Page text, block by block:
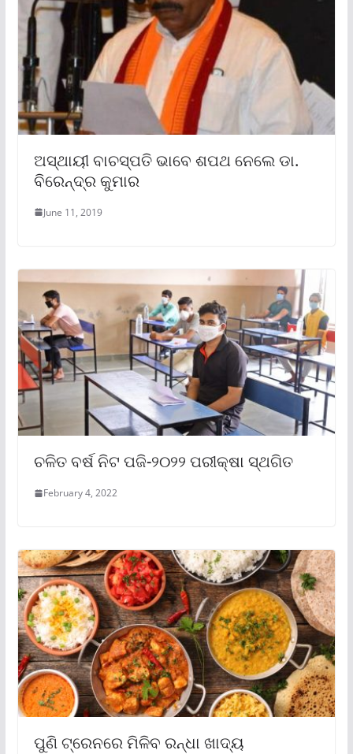
ଅସ୍ଥାୟୀ ବାଚସ୍ପତି ଭାବେ ଶପଥ ନେଲେ ଡା.
ବିରେନ୍ଦ୍ର କୁମାର
June 11, 2019
ଚଳିତ ବର୍ଷ ନିଟ ପଜି-୨୦୨୨ ପରୀକ୍ଷା ସ୍ଥଗିତ
February 4, 2022
ପୁଣି ଟ୍ରେନରେ ମିଳିବ ରନ୍ଧା ଖାଦ୍ୟ